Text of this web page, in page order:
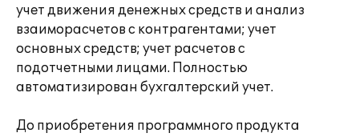
учет движения денежных средств и анализ
взаиморасчетов с контрагентами; учет
основных средств; учет расчетов с
подотчетными лицами. Полностью
автоматизирован бухгалтерский учет.
До приобретения программного продукта